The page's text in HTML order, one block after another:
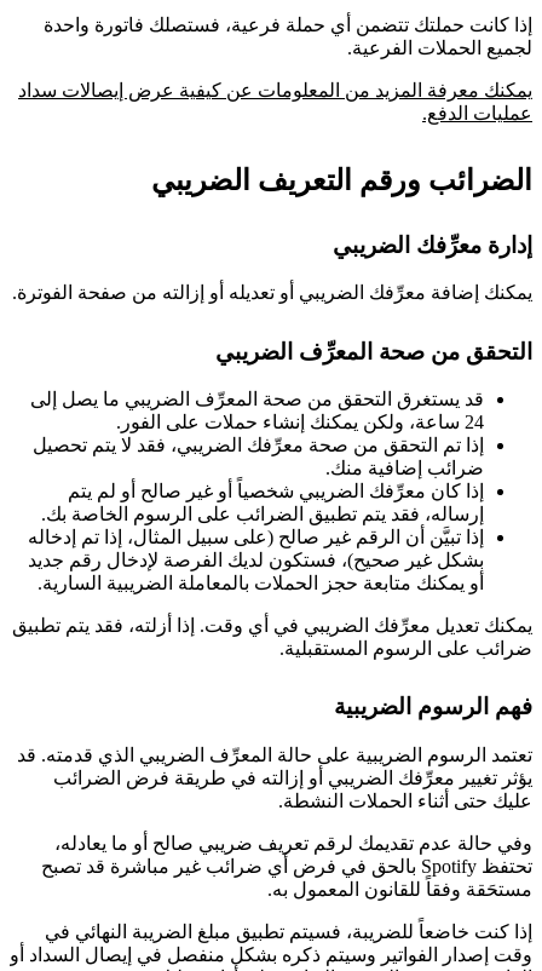
إذا كانت حملتك تتضمن أي حملة فرعية، فستصلك فاتورة واحدة
لجميع الحملات الفرعية.
يمكنك معرفة المزيد من المعلومات عن كيفية عرض إيصالات سداد
عمليات الدفع.
الضرائب ورقم التعريف الضريبي
إدارة معرِّفك الضريبي
يمكنك إضافة معرِّفك الضريبي أو تعديله أو إزالته من صفحة الفوترة.
التحقق من صحة المعرِّف الضريبي
قد يستغرق التحقق من صحة المعرِّف الضريبي ما يصل إلى
24 ساعة، ولكن يمكنك إنشاء حملات على الفور.
إذا تم التحقق من صحة معرِّفك الضريبي، فقد لا يتم تحصيل
ضرائب إضافية منك.
إذا كان معرِّفك الضريبي شخصياً أو غير صالح أو لم يتم
إرساله، فقد يتم تطبيق الضرائب على الرسوم الخاصة بك.
إذا تبيَّن أن الرقم غير صالح (على سبيل المثال، إذا تم إدخاله
بشكل غير صحيح)، فستكون لديك الفرصة لإدخال رقم جديد
أو يمكنك متابعة حجز الحملات بالمعاملة الضريبية السارية.
يمكنك تعديل معرِّفك الضريبي في أي وقت. إذا أزلته، فقد يتم تطبيق
ضرائب على الرسوم المستقبلية.
فهم الرسوم الضريبية
تعتمد الرسوم الضريبية على حالة المعرِّف الضريبي الذي قدمته. قد
يؤثر تغيير معرِّفك الضريبي أو إزالته في طريقة فرض الضرائب
عليك حتى أثناء الحملات النشطة.
وفي حالة عدم تقديمك لرقم تعريف ضريبي صالح أو ما يعادله،
تحتفظ Spotify بالحق في فرض أي ضرائب غير مباشرة قد تصبح
مستحَقة وفقاً للقانون المعمول به.
إذا كنت خاضعاً للضريبة، فسيتم تطبيق مبلغ الضريبة النهائي في
وقت إصدار الفواتير وسيتم ذكره بشكل منفصل في إيصال السداد أو